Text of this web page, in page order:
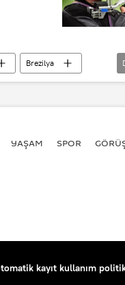
Brezilya
Serhiy Luliş
YAŞAM SPOR
kayıt kullanım